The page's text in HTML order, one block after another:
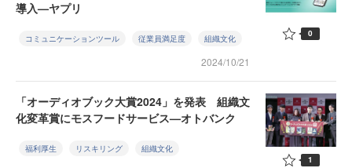
導入—ヤプリ
コミュニケーションツール 従業員満足度 組織文化
2024/10/21
0
「オーディオブック大賞2024」を発表 組織文
化変革賞にモスフードサービス—オトバンク
福利厚生 リスキリング 組織文化
1